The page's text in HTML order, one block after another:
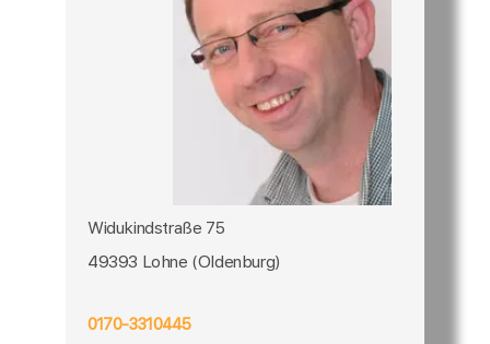
Widukindstraße 75
49393 Lohne (Oldenburg)
0170-3310445